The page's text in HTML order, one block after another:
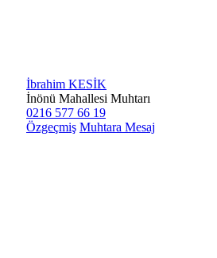
İbrahim KESİK
İnönü Mahallesi Muhtarı
0216 577 66 19
Özgeçmiş Muhtara Mesaj